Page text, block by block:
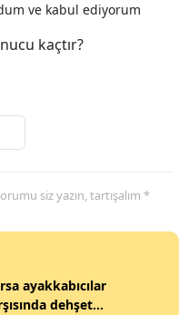
ve kabul ediyorum
kaçtır?
siz yazın, tartışalım *
ayakkabıcılar
dehşet...